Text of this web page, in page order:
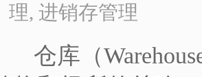
理, 进销存管理
仓库（